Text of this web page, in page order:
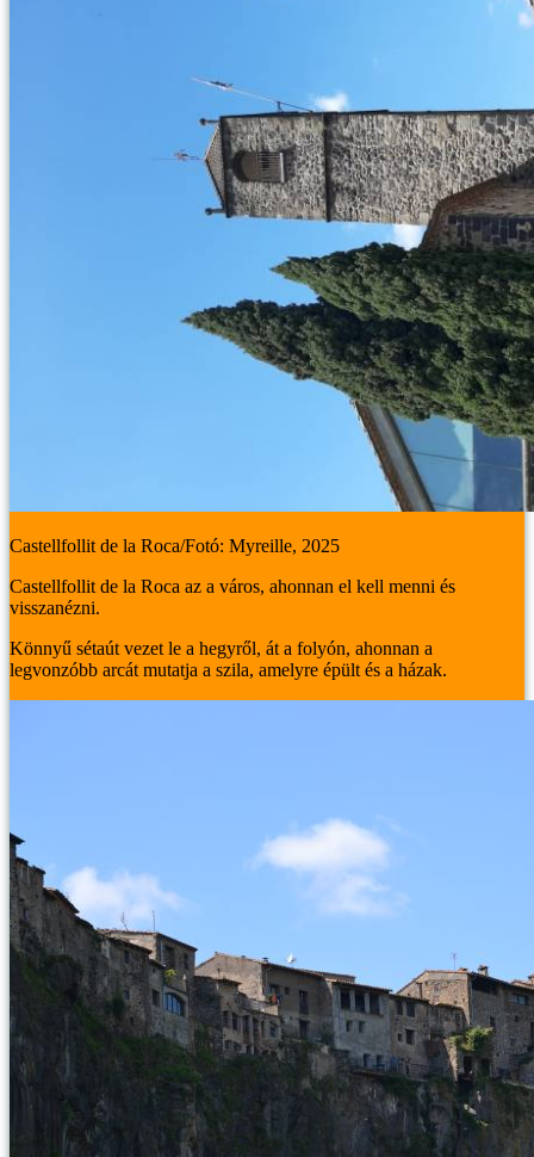
Castellfollit de la Roca/Fotó: Myreille, 2025
Castellfollit de la Roca az a város, ahonnan el kell menni és
visszanézni.
Könnyű sétaút vezet le a hegyről, át a folyón, ahonnan a
legvonzóbb arcát mutatja a szila, amelyre épült és a házak.